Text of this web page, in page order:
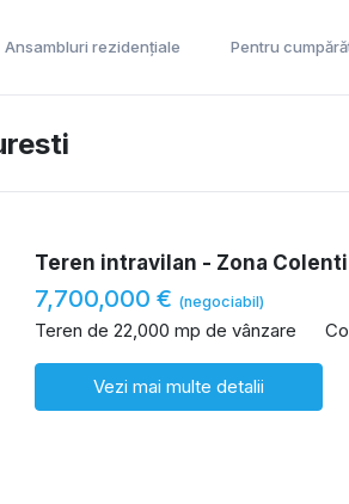
Ansambluri rezidențiale Pentru
Teren intravilan - Zona
7,700,000 € (negociabil)
Teren de 22,000 mp de vânzare
Vezi mai multe detalii